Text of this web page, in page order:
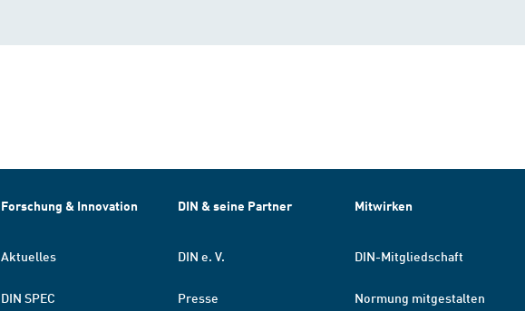
Forschung & Innovation
Aktuelles
DIN SPEC
DIN & seine Partner
DIN e. V.
Presse
Mitwirken
DIN-Mitgliedschaft
Normung mitgestalten